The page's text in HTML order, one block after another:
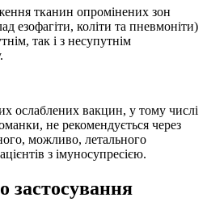
тканин опромінених зон
езофагіти, коліти та пневмоніти)
так і з несупутнім
ослаблених вакцин, у тому числі
не рекомендується через
можливо, летального
з імуносупресією.
застосування